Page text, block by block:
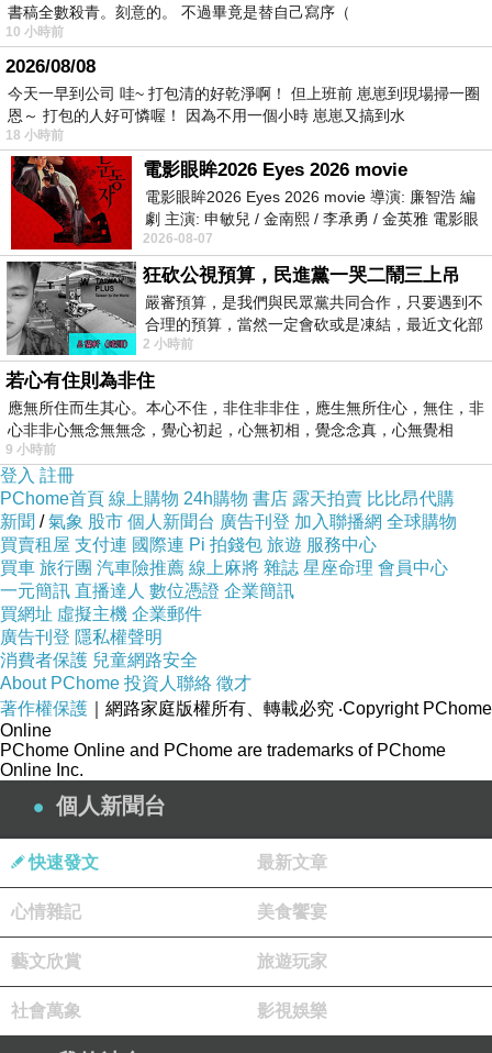
朋友就帶我們去一家名為建澍飲食店的小店中。
小店內大約就5 張桌子，座位不多，接近門口的桌子坐滿
了阿兵哥們，因為尊重他們穿著軍服，我就盡量沒有讓他
們入鏡了。不過能受阿兵哥們歡迎的餐廳應該是滿價廉物
美的。
在桌上就看到了依樣馬祖才有的特產：馬祖日報
門報導當地地方新聞的報紙，內容跟我們一般看的報紙都
不一樣，滿有趣的。
書稿全數殺青。刻意的。 不過畢竟是替自己寫序（
10 小時前
2026/08/08
今天一早到公司 哇~ 打包清的好乾淨啊！ 但上班前 崽崽到現場掃一圈
恩～ 打包的人好可憐喔！ 因為不用一個小時 崽崽又搞到水
18 小時前
電影眼眸2026 Eyes 2026 movie
電影眼眸2026 Eyes 2026 movie 導演: 廉智浩 編
劇 主演: 申敏兒 / 金南熙 / 李承勇 / 金英雅 電影眼
眸2026描述攝影師徐珍因遺
2026-08-07
狂砍公視預算，民進黨一哭二鬧三上吊
嚴審預算，是我們與民眾黨共同合作，只要遇到不
合理的預算，當然一定會砍或是凍結，最近文化部
要編列公視和Taiwan plus預算，在110年
2 小時前
若心有住則為非住
應無所住而生其心。本心不住，非住非非住，應生無所住心，無住，非
心非非心無念無無念，覺心初起，心無初相，覺念念真，心無覺相
9 小時前
登入 註冊
PChome首頁 線上購物 24h購物 書店 露天拍賣 比比昂代購
新聞 /氣象 股市 個人新聞台 廣告刊登 加入聯播網 全球購物
買賣租屋 支付連 國際連 Pi 拍錢包 旅遊 服務中心
買車 旅行團 汽車險推薦 線上麻將 雜誌 星座命理 會員中心
一元簡訊 直播達人 數位憑證 企業簡訊
買網址 虛擬主機 企業郵件
廣告刊登 隱私權聲明
消費者保護 兒童網路安全
About PChome 投資人聯絡 徵才
著作權保護 ｜網路家庭版權所有、轉載必究 ‧Copyright PChome
Online
PChome Online and PChome are trademarks of PChome
Online Inc.
個人新聞台
快速發文 最新文章
心情雜記 美食饗宴
藝文欣賞 旅遊玩家
社會萬象 影視娛樂